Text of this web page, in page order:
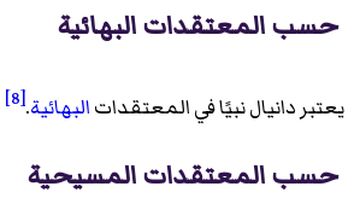
حسب المعتقدات البهائية
يعتبر دانيال نبيًا في المعتقداتالبهائية.
[8]
حسب المعتقدات المسيحية